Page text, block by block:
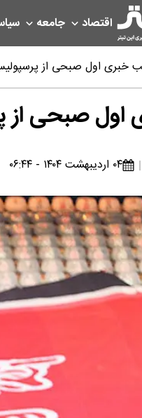
اقتصاد جامعه
خبری اول صبحی از
صبحی از
۰۴ اردیبهشت ۱۴۰۴ - ۰۶:۴۴